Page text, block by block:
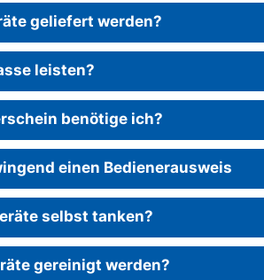
geliefert werden?
leisten?
benötige ich?
einen Bedienerausweis
selbst tanken?
gereinigt werden?